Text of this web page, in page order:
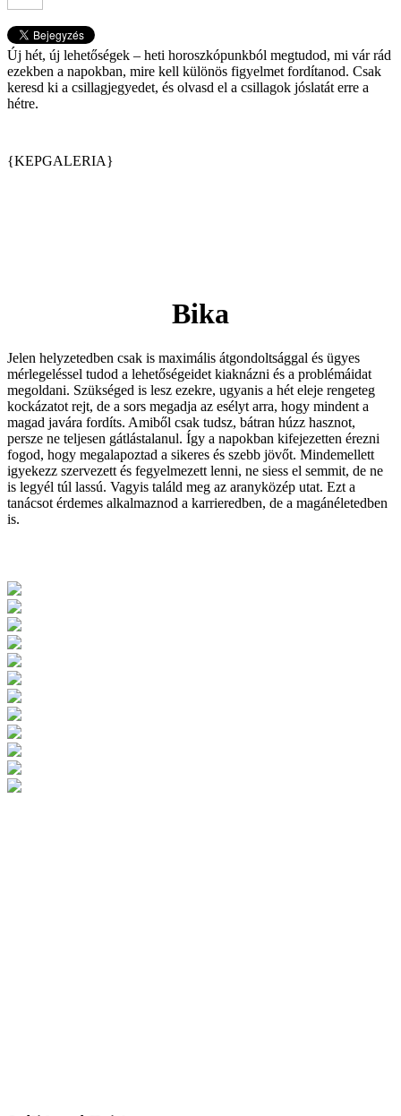
Új hét, új lehetőségek – heti horoszkópunkból megtudod, mi vár rád
ezekben a napokban, mire kell különös figyelmet fordítanod. Csak
keresd ki a csillagjegyedet, és olvasd el a csillagok jóslatát erre a
hétre.
{KEPGALERIA}
Bika
Jelen helyzetedben csak is maximális átgondoltsággal és ügyes
mérlegeléssel tudod a lehetőségeidet kiaknázni és a problémáidat
megoldani. Szükséged is lesz ezekre, ugyanis a hét eleje rengeteg
kockázatot rejt, de a sors megadja az esélyt arra, hogy mindent a
magad javára fordíts. Amiből csak tudsz, bátran húzz hasznot,
persze ne teljesen gátlástalanul. Így a napokban kifejezetten érezni
fogod, hogy megalapoztad a sikeres és szebb jövőt. Mindemellett
igyekezz szervezett és fegyelmezett lenni, ne siess el semmit, de ne
is legyél túl lassú. Vagyis találd meg az aranyközép utat. Ezt a
tanácsot érdemes alkalmaznod a karrieredben, de a magánéletedben
is.